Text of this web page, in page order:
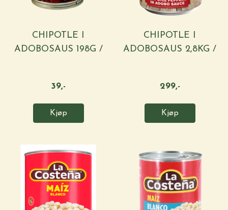
CHIPOTLE I
ADOBOSAUS 198G /
39,-
Kjøp
CHIPOTLE I
ADOBOSAUS 2,8KG /
299,-
Kjøp